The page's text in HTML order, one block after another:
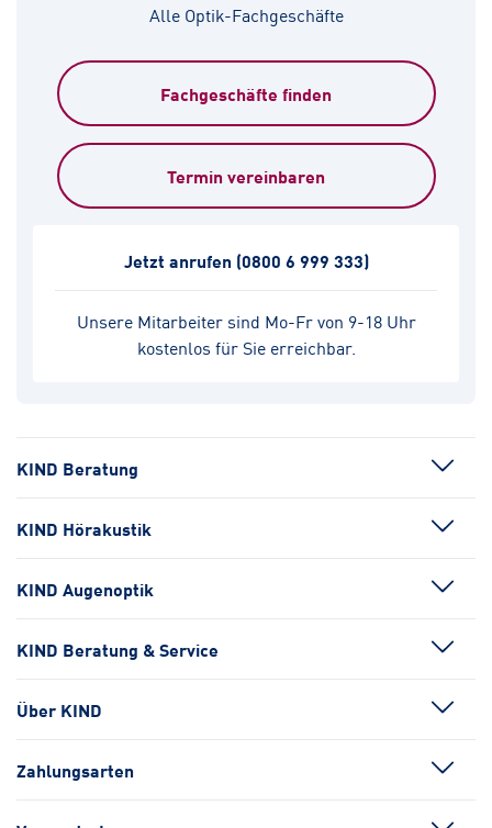
Alle Optik-Fachgeschäfte
Fachgeschäfte finden
Termin vereinbaren
Unsere Mitarbeiter sind Mo-Fr von 9-18 Uhr
kostenlos für Sie erreichbar.
Jetzt anrufen (0800 6 999 333)
KIND Beratung
KIND Hörakustik
KIND Augenoptik
KIND Beratung & Service
Über KIND
Zahlungsarten